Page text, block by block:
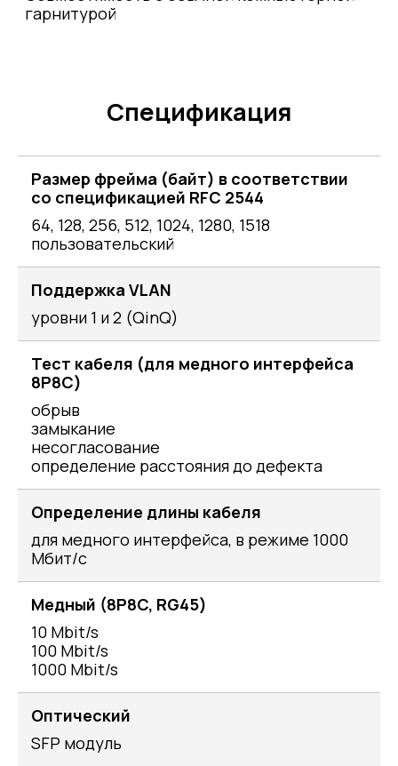
гарнитурой
Спецификация
Размер фрейма (байт) в соответствии
со спецификацией RFC 2544
64, 128, 256, 512, 1024, 1280, 1518
пользовательский
Поддержка VLAN
уровни 1 и 2 (QinQ)
Тест кабеля (для медного интерфейса
8P8C)
обрыв
замыкание
несогласование
определение расстояния до дефекта
Определение длины кабеля
для медного интерфейса, в режиме 1000
Мбит/с
Медный (8P8C, RG45)
10 Mbit/s
100 Mbit/s
1000 Mbit/s
Оптический
SFP модуль